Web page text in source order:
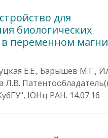
для
биологических
переменном
Е.Е., Барышев М.Г.,
Л.В.
ЮНц РАН. 14.07.16